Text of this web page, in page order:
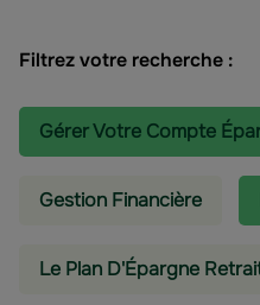
Filtrez votre recherche :
Gérer Votre Compte
Gestion Financière
Le Plan D'Épargne